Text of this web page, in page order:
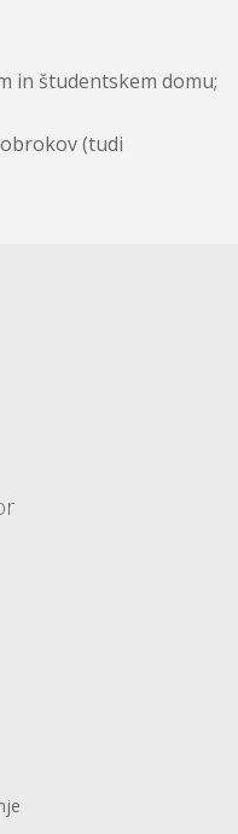
in študentskem domu;
(tudi